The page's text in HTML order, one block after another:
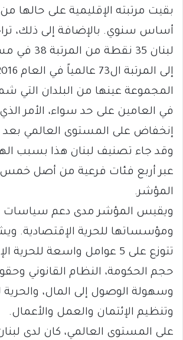
بقيت مرتبته الإقليمية على حالها
أساس سنوي. بالإضافة إلى ذلك،
المجموعة عينها من البلدان التي
في العامين على حد سواء، الأمر
إنخفاض على المستوى العالمي بعد
وقد جاء تصنيف لبنان هذا بسبب
عبر أربع فئات فرعية من أصل خمس
المؤشر.
ويقيس المؤشر مدى دعم سياسات
تتوزع على 5 عوامل واسعة
حجم الحكومة، النظام القانوني
وسهولة الوصول إلى المال، والحرية
وتنظيم الإئتمان والعمل والأعمال.
على المستوى العالمي، كان لدى